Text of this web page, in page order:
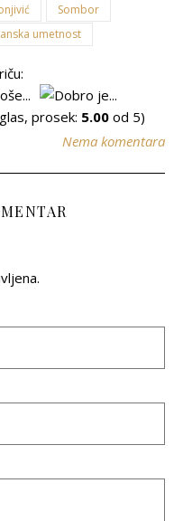
Sombor
umetnost
glas, prosek: 5.00od 5)
Nema komentara